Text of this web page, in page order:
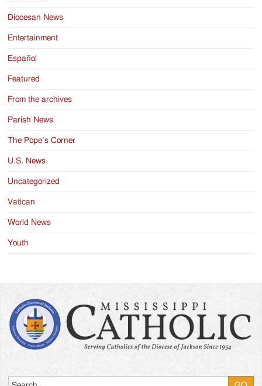
Diocesan News
Entertainment
Español
Featured
From the archives
Parish News
The Pope’s Corner
U.S. News
Uncategorized
Vatican
World News
Youth